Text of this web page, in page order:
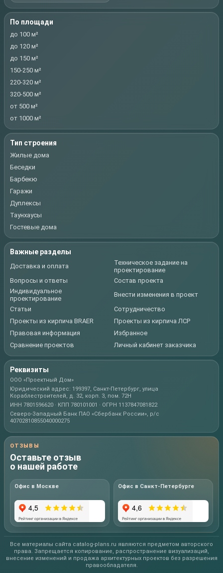
По площади
до 100 м²
до 120 м²
до 150 м²
150-250 м²
220-320 м²
320-500 м²
от 500 м²
от 1000 м²
Тип строения
Жилые дома
Беседки
Барбекю
Гаражи
Дуплексы
Таунхаусы
Гостевые дома
Важные разделы
Доставка и оплата
Техническое задание на
проектирование
Вопросы и ответы
Состав проекта
Индивидуальное
проектирование
Внести изменения в проект
Статьи
Сотрудничество
Проекты из кирпича BRAER
Проекты из кирпича ЛСР
Правовая информация
Избранное
Сравнение проектов
Личный кабинет заказчика
Реквизиты
ООО «Проектный Дом»
Юридический адрес: 199397, Санкт-Петербург, улица
Кораблестроителей, д. 32, корп. 3, пом. 72Н
ИНН 7801596620 · КПП 780101001 · ОГРН 1137847081822
Северо-Западный Банк ПАО «Сбербанк России», р/с
40702810855040000275
ОТЗЫВЫ
Оставьте отзыв
о нашей работе
Офис в Москве Офис в Санкт-Петербурге
Все материалы сайта catalog-plans.ru являются предметом авторского
права. Запрещается копирование, распространение визуализаций,
внесение изменений и продажа архитектурных проектов без разрешения
правообладателя.